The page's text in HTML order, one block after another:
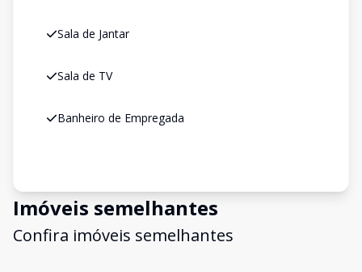
Sala de Jantar
Sala de TV
Banheiro de Empregada
Imóveis semelhantes
Confira imóveis semelhantes